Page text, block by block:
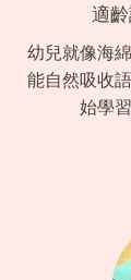
適
幼兒就像海
能自然吸收
始學